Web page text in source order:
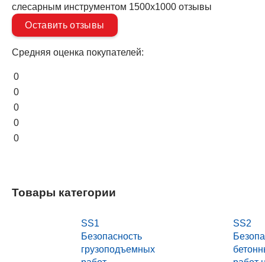
слесарным инструментом 1500х1000 отзывы
Оставить отзывы
Средняя оценка покупателей:
0
0
0
0
0
Товары категории
SS1
Безопасность
грузоподъемных
SS2